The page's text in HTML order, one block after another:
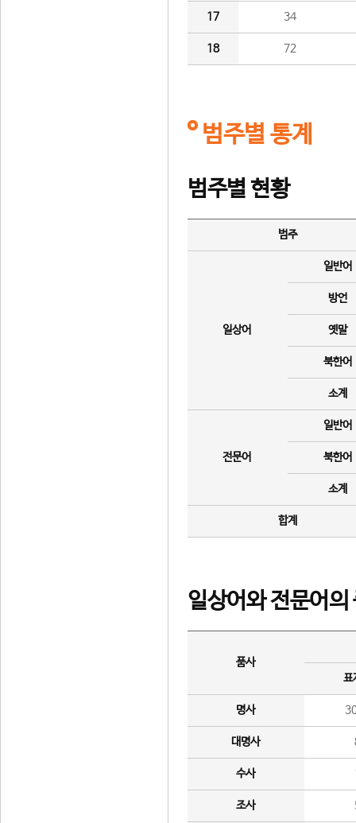
17 34
18 72
범주별 통계
범주별 현황
범주
일상어
일반어
방언
옛말
북한어
소계
전문어
일반어
북한어
소계
합계
일상어와 전문어의
품사
표
명사
대명사
수사
조사